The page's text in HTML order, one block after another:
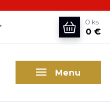
Menu
0 ks
0 €